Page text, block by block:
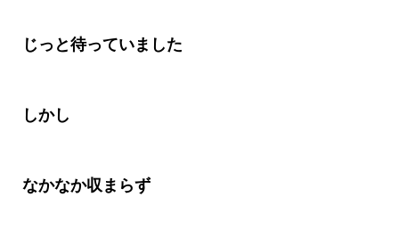
じっと待っていました
しかし
なかなか収まらず